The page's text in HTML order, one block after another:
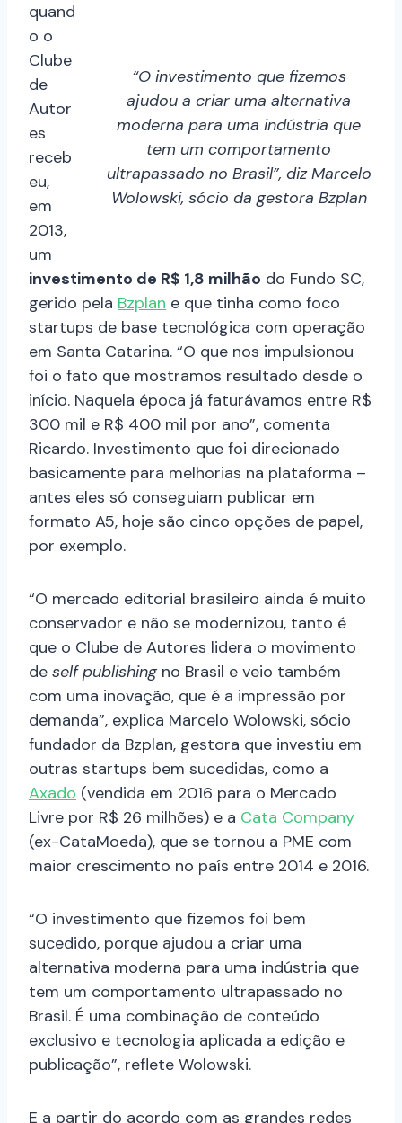
“O investimento que fizemos
ajudou a criar uma alternativa
moderna para uma indústria que
tem um comportamento
ultrapassado no Brasil”, diz Marcelo
Wolowski, sócio da gestora Bzplan
quand
o o
Clube
de
Autor
es
receb
eu,
em
2013,
um
investimento de R$ 1,8 milhão do Fundo SC,
gerido pela Bzplan e que tinha como foco
startups de base tecnológica com operação
em Santa Catarina. “O que nos impulsionou
foi o fato que mostramos resultado desde o
início. Naquela época já faturávamos entre R$
300 mil e R$ 400 mil por ano”, comenta
Ricardo. Investimento que foi direcionado
basicamente para melhorias na plataforma –
antes eles só conseguiam publicar em
formato A5, hoje são cinco opções de papel,
por exemplo.
“O mercado editorial brasileiro ainda é muito
conservador e não se modernizou, tanto é
que o Clube de Autores lidera o movimento
de self publishingno Brasil e veio também
com uma inovação, que é a impressão por
demanda”, explica Marcelo Wolowski, sócio
fundador da Bzplan, gestora que investiu em
outras startups bem sucedidas, como a
Axado (vendida em 2016 para o Mercado
Livre por R$ 26 milhões) e a Cata Company
(ex-CataMoeda), que se tornou a PME com
maior crescimento no país entre 2014 e 2016.
“O investimento que fizemos foi bem
sucedido, porque ajudou a criar uma
alternativa moderna para uma indústria que
tem um comportamento ultrapassado no
Brasil. É uma combinação de conteúdo
exclusivo e tecnologia aplicada a edição e
publicação”, reflete Wolowski.
E a partir do acordo com as grandes redes